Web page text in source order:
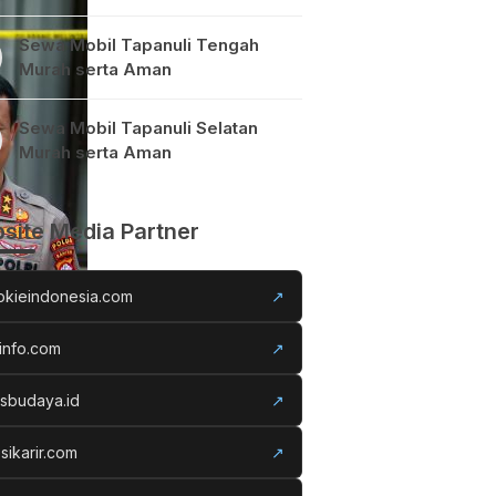
Sewa Mobil Tapanuli Tengah
Murah serta Aman
Sewa Mobil Tapanuli Selatan
Murah serta Aman
Media Partner
↗
↗
↗
↗